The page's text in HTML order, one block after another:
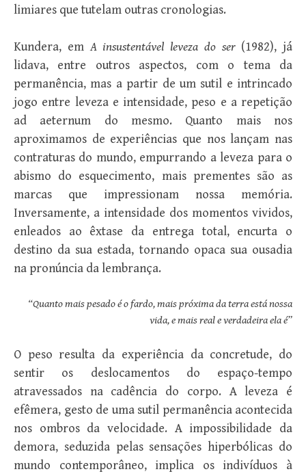
limiares que tutelam outras cronologias.
Kundera, emA insustentável leveza do ser(1982), já
lidava, entre outros aspectos, com o tema da
permanência, mas a partir de um sutil e intrincado
jogo entre leveza e intensidade, peso e a repetição
ad aeternum do mesmo. Quanto mais nos
aproximamos de experiências que nos lançam nas
contraturas do mundo, empurrando a leveza para o
abismo do esquecimento, mais prementes são as
marcas que impressionam nossa memória.
Inversamente, a intensidade dos momentos vividos,
enleados ao êxtase da entrega total, encurta o
destino da sua estada, tornando opaca sua ousadia
na pronúncia da lembrança.
“Quanto mais pesado é o fardo, mais próxima da terra está nossa
vida, e mais real e verdadeira ela é”
O peso resulta da experiência da concretude, do
sentir os deslocamentos do espaço-tempo
atravessados na cadência do corpo. A leveza é
efêmera, gesto de uma sutil permanência acontecida
nos ombros da velocidade. A impossibilidade da
demora, seduzida pelas sensações hiperbólicas do
mundo contemporâneo, implica os indivíduos à